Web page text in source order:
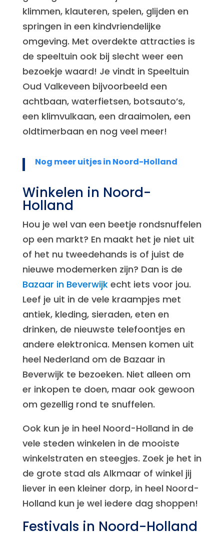
klimmen, klauteren, spelen, glijden en
springen in een kindvriendelijke
omgeving. Met overdekte attracties is
de speeltuin ook bij slecht weer een
bezoekje waard! Je vindt in Speeltuin
Oud Valkeveen bijvoorbeeld een
achtbaan, waterfietsen, botsauto’s,
een klimvulkaan, een draaimolen, een
oldtimerbaan en nog veel meer!
Nog meer uitjes in Noord-Holland
Winkelen in Noord-
Holland
Hou je wel van een beetje rondsnuffelen
op een markt? En maakt het je niet uit
of het nu tweedehands is of juist de
nieuwe modemerken zijn? Dan is de
Bazaar in Beverwijkecht iets voor jou.
Leef je uit in de vele kraampjes met
antiek, kleding, sieraden, eten en
drinken, de nieuwste telefoontjes en
andere elektronica. Mensen komen uit
heel Nederland om de Bazaar in
Beverwijk te bezoeken. Niet alleen om
er inkopen te doen, maar ook gewoon
om gezellig rond te snuffelen.
Ook kun je in heel Noord-Holland in de
vele steden winkelen in de mooiste
winkelstraten en steegjes. Zoek je het in
de grote stad als Alkmaar of winkel jij
liever in een kleiner dorp, in heel Noord-
Holland kun je wel iedere dag shoppen!
Festivals in Noord-Holland